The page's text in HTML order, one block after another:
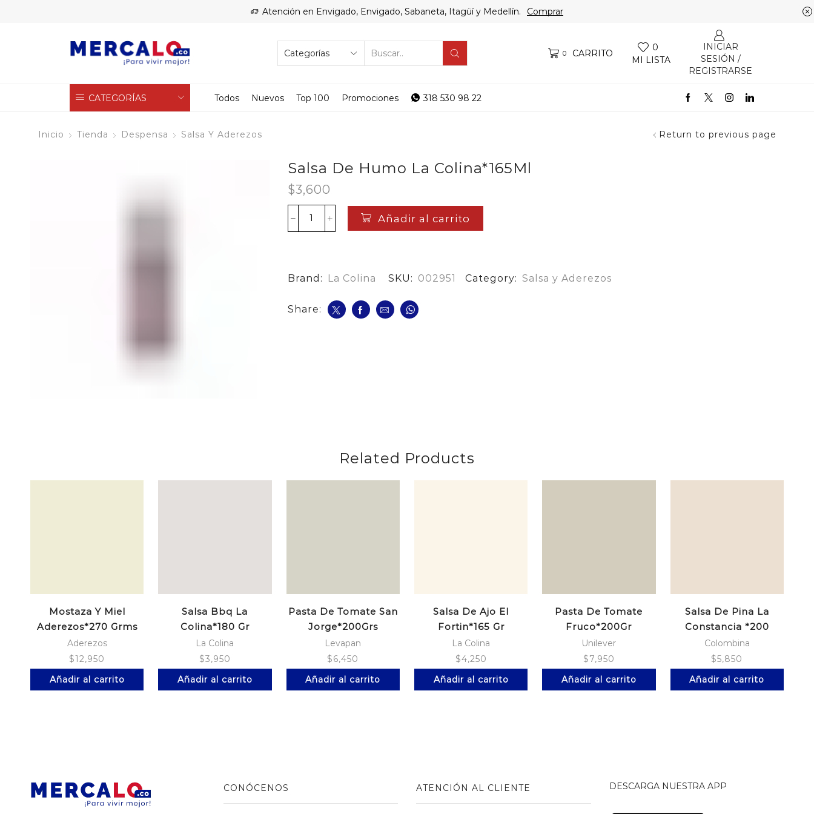
Atención en Envigado, Envigado, Sabaneta, Itagüí y Medellín. Comprar
SEARCH
0 CARRITO
0
MI LISTA
INICIAR
SESIÓN /
REGISTRARSE
CATEGORÍAS Todos Nuevos Top 100 Promociones 318 530 98 22
Inicio Tienda Despensa Salsa Y Aderezos Return to previous page
Salsa De Humo La Colina*165Ml
$3,600
Salsa
De
Colina*165Ml
cantidad
Añadir al carrito
Brand: La Colina SKU: 002951 Category: Salsa y Aderezos
Share:
Related Products
Mostaza Y Miel
Aderezos*270 Grms
Aderezos
$12,950
Añadir al carrito
Salsa Bbq La
Colina*180 Gr
La Colina
$3,950
Añadir al carrito
Pasta De Tomate San
Jorge*200Grs
Levapan
$6,450
Añadir al carrito
Salsa De Ajo El
Fortin*165 Gr
La Colina
$4,250
Añadir al carrito
Pasta De Tomate
Fruco*200Gr
Doypack
Unilever
$7,950
Añadir al carrito
Salsa De Pina La
Constancia *200
Colombina
$5,850
Añadir al carrito
CONÓCENOS ATENCIÓN AL CLIENTE DESCARGA NUESTRA APP